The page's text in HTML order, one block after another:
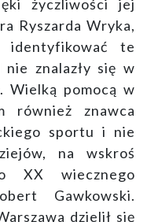
życzliwości jej
Ryszarda Wryka,
identyfikować te
znalazły się w
Wielką pomocą w
również znawca
sportu i nie
na wskroś
XX wiecznego
Gawkowski.
dzielił się